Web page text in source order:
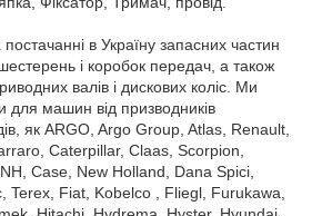
в Україну запасних частин
і коробок передач, а також
валів і дискових коліс. Ми
для машин від призводників
як ARGO, Argo Group, Atlas, Renault,
Caterpillar, Claas, Scorpion,
Case, New Holland, Dana Spici,
Terex, Fiat, Kobelco , Fliegl, Furukawa,